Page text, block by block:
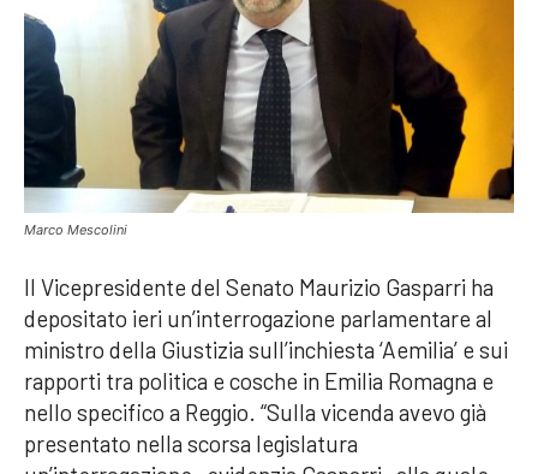
Marco Mescolini
Il Vicepresidente del Senato Maurizio Gasparri ha
depositato ieri un’interrogazione parlamentare al
ministro della Giustizia sull’inchiesta ‘Aemilia’ e sui
rapporti tra politica e cosche in Emilia Romagna e
nello specifico a Reggio. “Sulla vicenda avevo già
presentato nella scorsa legislatura